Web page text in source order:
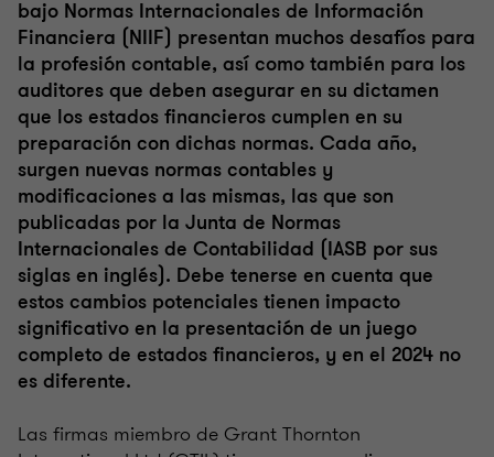
bajo Normas Internacionales de Información
Financiera (NIIF) presentan muchos desafíos para
la profesión contable, así como también para los
auditores que deben asegurar en su dictamen
que los estados financieros cumplen en su
preparación con dichas normas. Cada año,
surgen nuevas normas contables y
modificaciones a las mismas, las que son
publicadas por la Junta de Normas
Internacionales de Contabilidad (IASB por sus
siglas en inglés). Debe tenerse en cuenta que
estos cambios potenciales tienen impacto
significativo en la presentación de un juego
completo de estados financieros, y en el 2024 no
es diferente.
Las firmas miembro de Grant Thornton